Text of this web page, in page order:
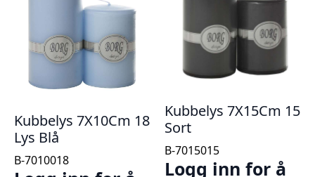
Kubbelys 7X10Cm 18
Lys Blå
B-7010018
Kubbelys 7X15Cm 15
Sort
B-7015015
Logg inn for å